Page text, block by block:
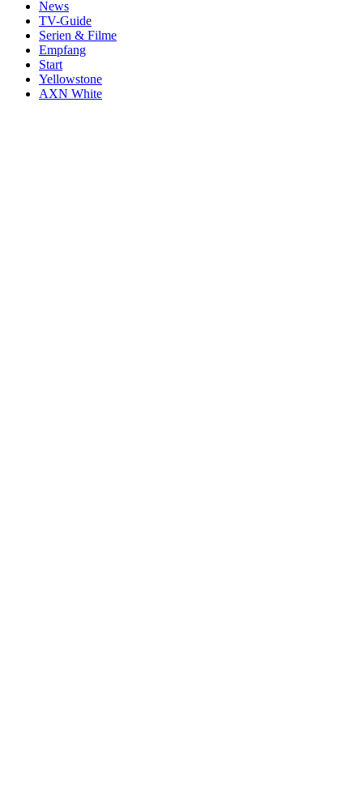
News
TV-Guide
Serien & Filme
Empfang
Start
Yellowstone
AXN White